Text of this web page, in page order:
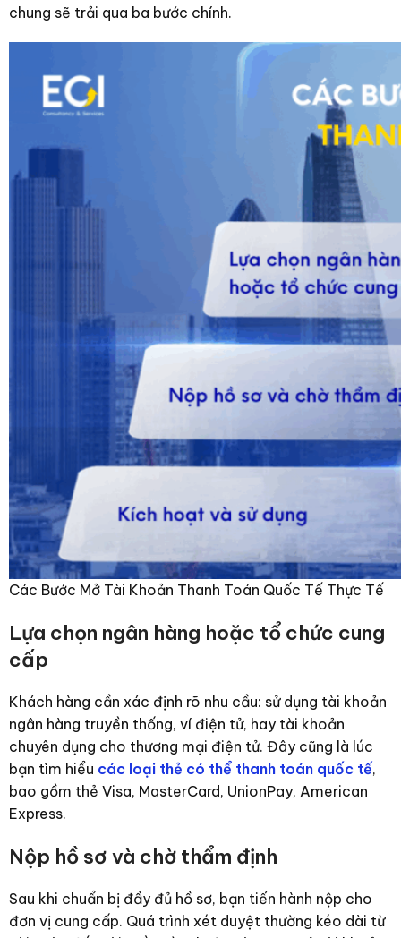
chung sẽ trải qua ba bước chính.
Các Bước Mở Tài Khoản Thanh Toán Quốc Tế Thực Tế
Lựa chọn ngân hàng hoặc tổ chức cung
cấp
Khách hàng cần xác định rõ nhu cầu: sử dụng tài khoản
ngân hàng truyền thống, ví điện tử, hay tài khoản
chuyên dụng cho thương mại điện tử. Đây cũng là lúc
bạn tìm hiểu các loại thẻ có thể thanh toán quốc tế,
bao gồm thẻ Visa, MasterCard, UnionPay, American
Express.
Nộp hồ sơ và chờ thẩm định
Sau khi chuẩn bị đầy đủ hồ sơ, bạn tiến hành nộp cho
đơn vị cung cấp. Quá trình xét duyệt thường kéo dài từ